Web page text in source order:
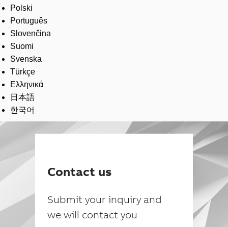
Polski
Português
Slovenčina
Suomi
Svenska
Türkçe
Ελληνικά
日本語
한국어
Contact us
Submit your inquiry and
we will contact you